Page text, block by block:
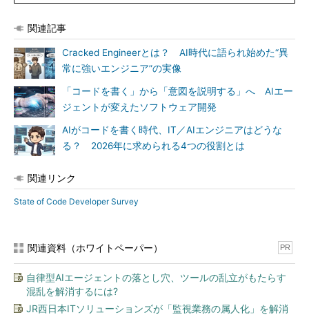
関連記事
Cracked Engineerとは？ AI時代に語られ始めた“異
常に強いエンジニア”の実像
「コードを書く」から「意図を説明する」へ AIエー
ジェントが変えたソフトウェア開発
AIがコードを書く時代、IT／AIエンジニアはどうな
る？ 2026年に求められる4つの役割とは
関連リンク
State of Code Developer Survey
関連資料（ホワイトペーパー） PR
自律型AIエージェントの落とし穴、ツールの乱立がもたらす
混乱を解消するには?
JR西日本ITソリューションズが「監視業務の属人化」を解消